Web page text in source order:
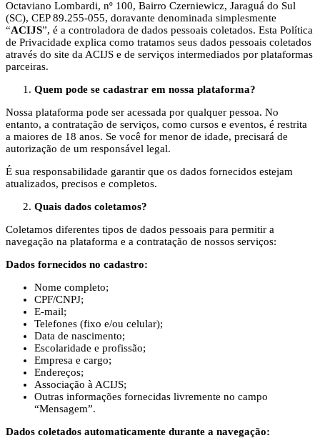
Octaviano Lombardi, nº 100, Bairro Czerniewicz, Jaraguá do Sul
(SC), CEP 89.255-055, doravante denominada simplesmente
“ACIJS”, é a controladora de dados pessoais coletados. Esta Política
de Privacidade explica como tratamos seus dados pessoais coletados
através do site da ACIJS e de serviços intermediados por plataformas
parceiras.
Quem pode se cadastrar em nossa plataforma?
Nossa plataforma pode ser acessada por qualquer pessoa. No
entanto, a contratação de serviços, como cursos e eventos, é restrita
a maiores de 18 anos. Se você for menor de idade, precisará de
autorização de um responsável legal.
É sua responsabilidade garantir que os dados fornecidos estejam
atualizados, precisos e completos.
Quais dados coletamos?
Coletamos diferentes tipos de dados pessoais para permitir a
navegação na plataforma e a contratação de nossos serviços:
Dados fornecidos no cadastro:
Nome completo;
CPF/CNPJ;
E-mail;
Telefones (fixo e/ou celular);
Data de nascimento;
Escolaridade e profissão;
Empresa e cargo;
Endereços;
Associação à ACIJS;
Outras informações fornecidas livremente no campo
“Mensagem”.
Dados coletados automaticamente durante a navegação: